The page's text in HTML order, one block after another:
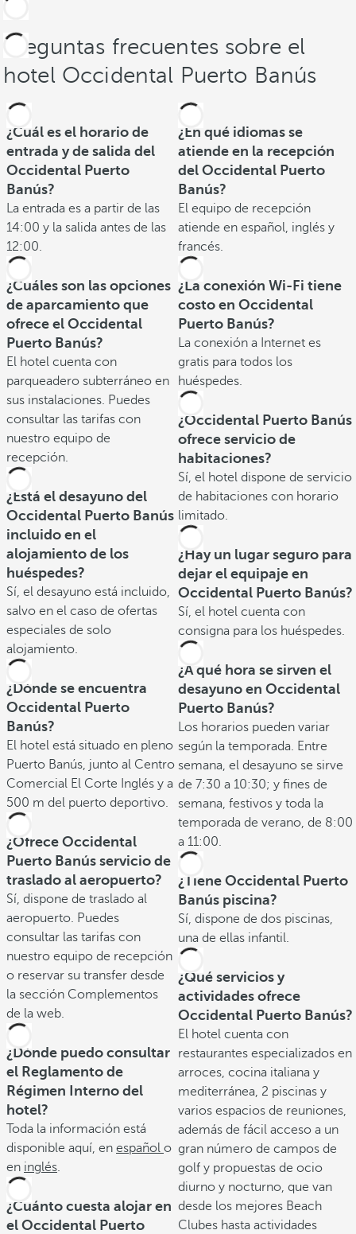
Preguntas frecuentes sobre el
hotel Occidental Puerto Banús
¿Cuál es el horario de
entrada y de salida del
Occidental Puerto
Banús?
La entrada es a partir de las
14:00 y la salida antes de las
12:00.
¿Cuáles son las opciones
de aparcamiento que
ofrece el Occidental
Puerto Banús?
El hotel cuenta con
parqueadero subterráneo en
sus instalaciones. Puedes
consultar las tarifas con
nuestro equipo de
recepción.
¿Está el desayuno del
Occidental Puerto Banús
incluido en el
alojamiento de los
huéspedes?
Sí, el desayuno está incluido,
salvo en el caso de ofertas
especiales de solo
alojamiento.
¿Dónde se encuentra
Occidental Puerto
Banús?
El hotel está situado en pleno
Puerto Banús, junto al Centro
Comercial El Corte Inglés y a
500 m del puerto deportivo.
¿Ofrece Occidental
Puerto Banús servicio de
traslado al aeropuerto?
Sí, dispone de traslado al
aeropuerto. Puedes
consultar las tarifas con
nuestro equipo de recepción
o reservar su transfer desde
la sección Complementos
de la web.
¿Dónde puedo consultar
el Reglamento de
Régimen Interno del
hotel?
Toda la información está
disponible aquí, en español o
en inglés.
¿Cuánto cuesta alojar en
el Occidental Puerto
¿En qué idiomas se
atiende en la recepción
del Occidental Puerto
Banús?
El equipo de recepción
atiende en español, inglés y
francés.
¿La conexión Wi-Fi tiene
costo en Occidental
Puerto Banús?
La conexión a Internet es
gratis para todos los
huéspedes.
¿Occidental Puerto Banús
ofrece servicio de
habitaciones?
Sí, el hotel dispone de servicio
de habitaciones con horario
limitado.
¿Hay un lugar seguro para
dejar el equipaje en
Occidental Puerto Banús?
Sí, el hotel cuenta con
consigna para los huéspedes.
¿A qué hora se sirven el
desayuno en Occidental
Puerto Banús?
Los horarios pueden variar
según la temporada. Entre
semana, el desayuno se sirve
de 7:30 a 10:30; y fines de
semana, festivos y toda la
temporada de verano, de 8:00
a 11:00.
¿Tiene Occidental Puerto
Banús piscina?
Sí, dispone de dos piscinas,
una de ellas infantil.
¿Qué servicios y
actividades ofrece
Occidental Puerto Banús?
El hotel cuenta con
restaurantes especializados en
arroces, cocina italiana y
mediterránea, 2 piscinas y
varios espacios de reuniones,
además de fácil acceso a un
gran número de campos de
golf y propuestas de ocio
diurno y nocturno, que van
desde los mejores Beach
Clubes hasta actividades